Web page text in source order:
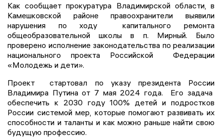
Как сообщает прокуратура Владимирской области, в
Камешковской районе правоохранители выявили
нарушения по ходу капитального ремонта
общеобразовательной школы в п. Мирный. Было
проверено исполнение законодательства по реализации
национального проекта Российской Федерации
«Молодежь и дети».
Проект стартовал по указу президента России
Владимира Путина от 7 мая 2024 года. Его задача
обеспечить к 2030 году 100% детей и подростков
России системой мер, которые помогают развивать их
способности и таланты и как можно раньше найти свою
будущую профессию.